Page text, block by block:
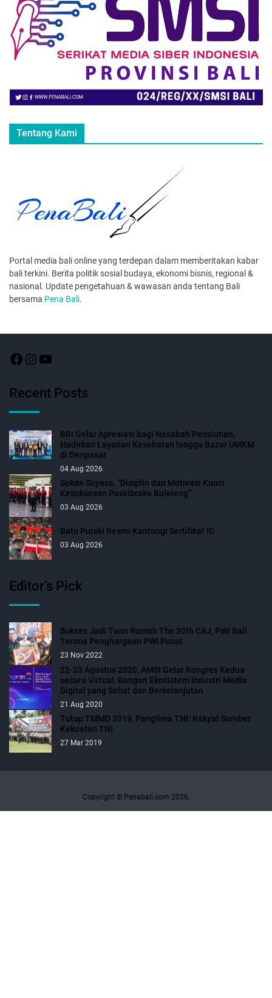
Tentang Kami
Portal media bali online yang terdepan dalam memberitakan kabar
bali terkini. Berita politik sosial budaya, ekonomi bisnis, regional &
nasional. Update pengetahuan & wawasan anda tentang Bali
bersama Pena Bali.
Recent Posts
BRI Gelar Apresiasi bagi Nasabah Pensiunan,
Hadirkan Layanan Kesehatan hingga Bazar UMKM
di Denpasar
04 Aug 2026
Sekda Suyasa, “Disiplin dan Motivasi Kunci
Kesuksesan Paskibraka Buleleng”
03 Aug 2026
Batu Pulaki Resmi Kantongi Sertifikat IG
03 Aug 2026
Editor’s Pick
Sukses Jadi Tuan Rumah The 20th CAJ, PWI Bali
Terima Penghargaan PWI Pusat
23 Nov 2022
22-23 Agustus 2020, AMSI Gelar Kongres Kedua
secara Virtual, Bangun Ekosistem Industri Media
Digital yang Sehat dan Berkelanjutan
21 Aug 2020
Tutup TMMD 2019, Panglima TNI: Rakyat Sumber
Kekuatan TNI
27 Mar 2019
Copyright © Penabali.com 2026.